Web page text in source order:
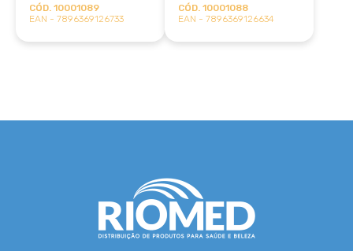
CÓD. 10001089
EAN - 7896369126733
CÓD. 10001088
EAN - 7896369126634